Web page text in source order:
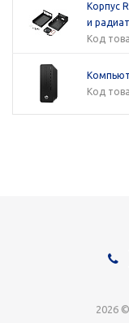
Корпус
и
Код
Код
2026